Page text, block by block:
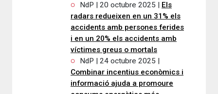
NdP | 20 octubre 2025 | Els
radars redueixen en un 31% els
accidents amb persones ferides
i en un 20% els accidents amb
víctimes greus o mortals
NdP | 24 octubre 2025 |
Combinar incentius econòmics i
informació ajuda a promoure